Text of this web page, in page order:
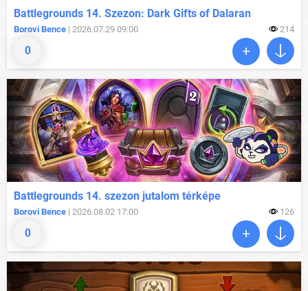
0
Battlegrounds 14. Szezon: Dark Gifts of Dalaran
Borovi Bence | 2026.07.29 09:00 214
0
Battlegrounds 14. szezon jutalom térképe
Borovi Bence | 2026.08.02 17:00 126